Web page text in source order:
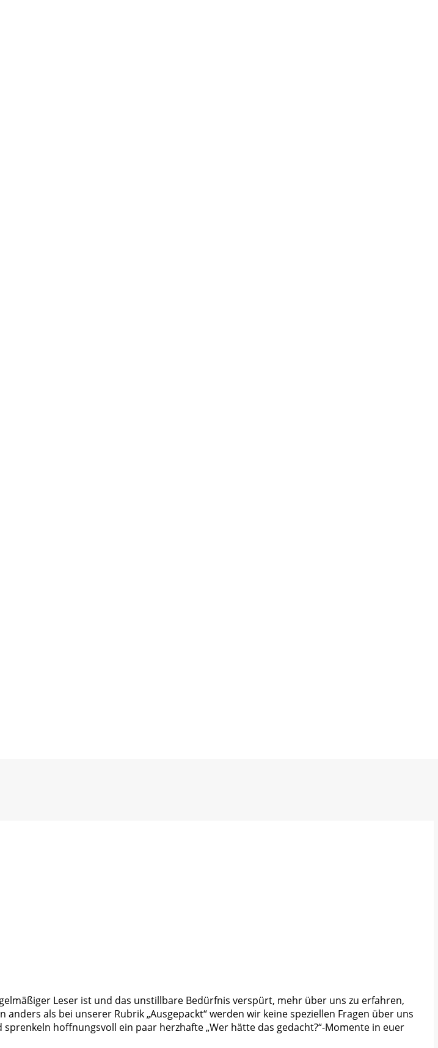
Leser ist und das unstillbare Bedürfnis verspürt, mehr über uns zu erfahren,
als bei unserer Rubrik „Ausgepackt“ werden wir keine speziellen Fragen über uns
hoffnungsvoll ein paar herzhafte „Wer hätte das gedacht?“-Momente in euer